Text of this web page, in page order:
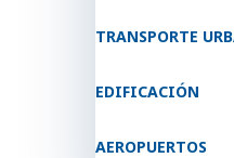
TRANSPORTE
EDIFICACIÓN
AEROPUERTOS